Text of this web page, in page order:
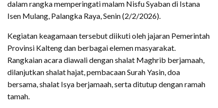
dalam rangka memperingati malam Nisfu Syaban di Istana
Isen Mulang, Palangka Raya, Senin (2/2/2026).
Kegiatan keagamaan tersebut diikuti oleh jajaran Pemerintah
Provinsi Kalteng dan berbagai elemen masyarakat.
Rangkaian acara diawali dengan shalat Maghrib berjamaah,
dilanjutkan shalat hajat, pembacaan Surah Yasin, doa
bersama, shalat Isya berjamaah, serta ditutup dengan ramah
tamah.